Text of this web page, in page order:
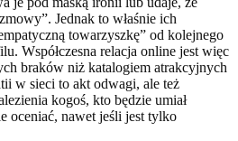
Jednak to właśnie ich
towarzyszkę” od kolejnego
Współczesna relacja online jest więc
braków niż katalogiem atrakcyjnych
w sieci to akt odwagi, ale też
kogoś, kto będzie umiał
oceniać, nawet jeśli jest tylko